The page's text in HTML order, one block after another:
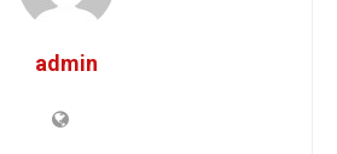
admin